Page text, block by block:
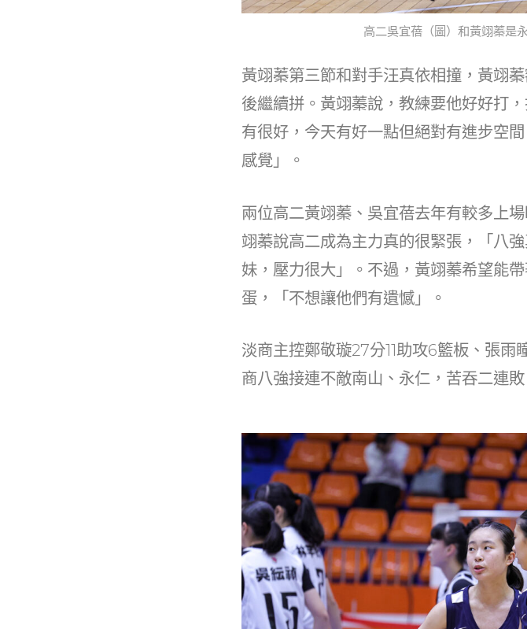
高二吳宜蓓（圖）和黃翊蓁是
黃翊蓁第三節和對手汪真依相撞，黃翊
後繼續拼。黃翊蓁說，教練要他好好打
有很好，今天有好一點但絕對有進步空
感覺」。
兩位高二黃翊蓁、吳宜蓓去年有較多上
翊蓁說高二成為主力真的很緊張，「八
妹，壓力很大」。不過，黃翊蓁希望能
蛋，「不想讓他們有遺憾」。
淡商主控鄭敬璇27分11助攻6籃板、張雨
商八強接連不敵南山、永仁，苦吞二連敗